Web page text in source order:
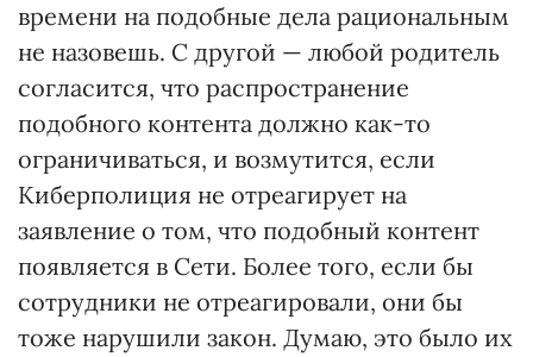
времени на подобные дела рациональным
не назовешь. С другой — любой родитель
согласится, что распространение
подобного контента должно как-то
ограничиваться, и возмутится, если
Киберполиция не отреагирует на
заявление о том, что подобный контент
появляется в Сети. Более того, если бы
сотрудники не отреагировали, они бы
тоже нарушили закон. Думаю, это было их